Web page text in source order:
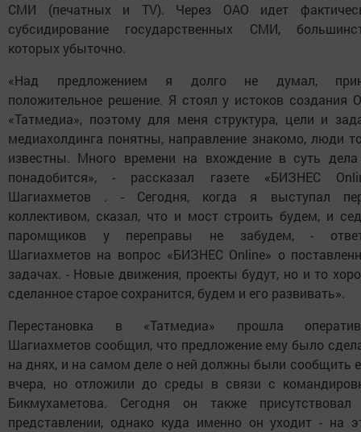
СМИ (печатных и ТV). Через ОАО идет
субсидирование государственных СМИ,
которых убыточно.
«Над предложением я долго не думал,
положительное решение. Я стоял у истоков создания
«Татмедиа», поэтому для меня структура, цели и
медиахолдинга понятны, направление знакомо, люди
известны. Много времени на вхождение в суть
понадобится», - рассказал газете «БИЗНЕС
Шагиахметов . - Сегодня, когда я выступал
коллективом, сказал, что и мост строить будем, и
паромщиков у переправы не забудем, -
Шагиахметов на вопрос «БИЗНЕС Online» о
задачах. - Новые движения, проекты будут, но и то
сделанное старое сохранится, будем и его развивать».
Перестановка в «Татмедиа» прошла
Шагиахметов сообщил, что предложение ему было
на днях, и на самом деле о ней должны были сообщить
вчера, но отложили до среды в связи с
Бикмухаметова. Сегодня он также
представлении, однако куда именно он уходит - на